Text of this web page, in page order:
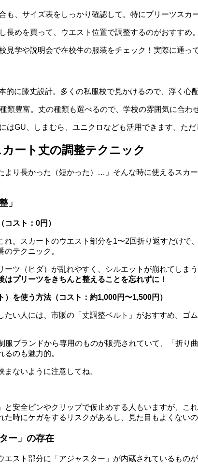
も、サイズ表をしっかり確認して。特にプリーツスカ
長めを買って、ウエスト位置で調整するのがおすすめ
見学や説明会で在校生の服装をチェック！実際に通っ
的に膝丈設計。多くの私服校で見かけるので、浮く心
類豊富。丈の種類も選べるので、学校の雰囲気に合わ
はGU、しまむら、ユニクロなども活用できます。た
ート丈の調整テクニック
より長かった（短かった）…」そんな時に使えるス
」
スト：0円）
れ。スカートのウエスト部分を1〜2回折り返すだけ
テクニック。
ーツ（ヒダ）が乱れやすく、シルエットが崩れてし
はプリーツをきちんと整えることを忘れずに！
を使う方法（コスト：約1,000円〜1,500円）
たい人には、市販の「丈調整ベルト」がおすすめ。
服ブランドから専用のものが販売されていて、「折り
るのも魅力的。
ないように注意してね。
と安全ピンやクリップで仮止めする人もいますが、こ
た時にケガをするリスクがあるし、見た目もよくない
ー」の存在
エスト部分に「アジャスター」が内蔵されているもの